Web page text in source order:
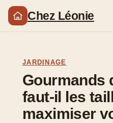
Chez Léonie
JARDINAGE
Gourmands
faut-il les
maximiser